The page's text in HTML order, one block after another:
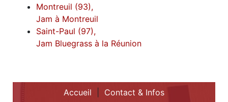
Montreuil (93),
Jam à Montreuil
Saint-Paul (97),
Jam Bluegrass à la Réunion
Accueil Contact & Infos